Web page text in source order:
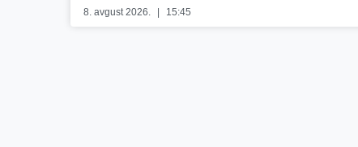
8. avgust 2026. 15:45